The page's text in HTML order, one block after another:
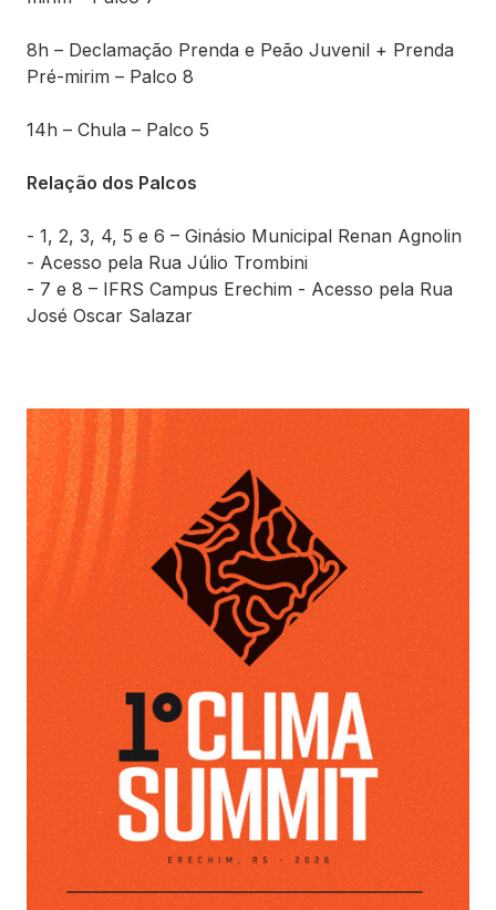
8h – Declamação Prenda e Peão Juvenil + Prenda
Pré-mirim – Palco 8
14h – Chula – Palco 5
Relação dos Palcos
- 1, 2, 3, 4, 5 e 6 – Ginásio Municipal Renan Agnolin
- Acesso pela Rua Júlio Trombini
- 7 e 8 – IFRS Campus Erechim - Acesso pela Rua
José Oscar Salazar